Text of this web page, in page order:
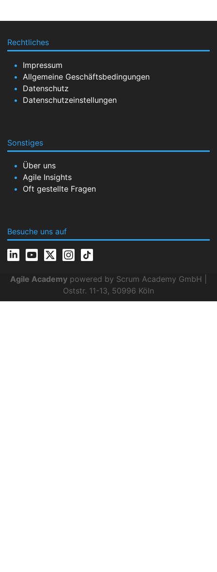
Rechtliches
Impressum
Allgemeine Geschäftsbedingungen
Datenschutz
Datenschutzeinstellungen
Sonstiges
Über uns
Agile Insights
Oft gestellte Fragen
Besuche uns auf
Agile Academy powered by Scrum Academy GmbH |
Oststr. 11-13, 50996 Köln